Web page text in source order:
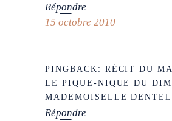
Répondre
15 octobre 2010
PINGBACK: RÉCIT DU
LE PIQUE-NIQUE DU
MADEMOISELLE
Répondre